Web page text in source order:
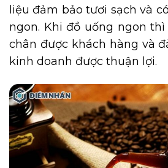
liệu đảm bảo tươi sạch và
ngon. Khi đồ uống ngon
chân được khách hàng và
kinh doanh được thuận lợi.